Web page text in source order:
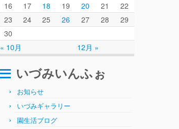
« 10月 12月 »
16
17 18 19 20 21
22
23
24 25 26 27 28
29
30
いづみいんふぉ
お知らせ
いづみギャラリー
園生活ブログ